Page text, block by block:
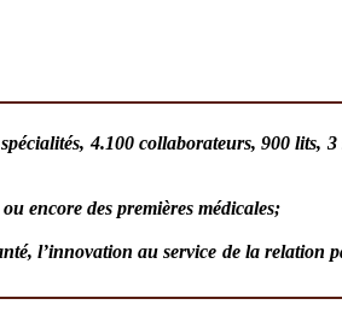
4.100 collaborateurs, 900 lits, 3
encore des premières médicales;
l’innovation au service de la relation